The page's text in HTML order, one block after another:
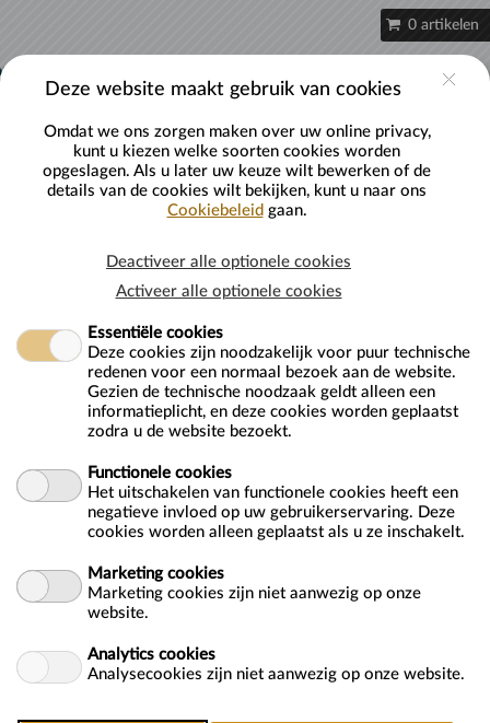
0 artikelen
Bowlingbaan 1,5 uur
dinsdag 11 augustus 2026
zondag 30 augustus 2026
Advies. max 5-6 deelnemers per bowlingbaan.
-------------------
Kies een dag en een tijd.
-------------------
1. Kies een dag en een tijd;
3. Klik op button 'ver... meer >>
Deze website maakt gebruik van cookies
Omdat we ons zorgen maken over uw online privacy,
kunt u kiezen welke soorten cookies worden
opgeslagen. Als u later uw keuze wilt bewerken of de
details van de cookies wilt bekijken, kunt u naar ons
Cookiebeleid gaan.
Deactiveer alle optionele cookies
Activeer alle optionele cookies
Essentiële cookies
Deze cookies zijn noodzakelijk voor puur technische
redenen voor een normaal bezoek aan de website.
Gezien de technische noodzaak geldt alleen een
informatieplicht, en deze cookies worden geplaatst
zodra u de website bezoekt.
Functionele cookies
Het uitschakelen van functionele cookies heeft een
negatieve invloed op uw gebruikerservaring. Deze
cookies worden alleen geplaatst als u ze inschakelt.
Marketing cookies
Marketing cookies zijn niet aanwezig op onze
website.
Analytics cookies
Analysecookies zijn niet aanwezig op onze website.